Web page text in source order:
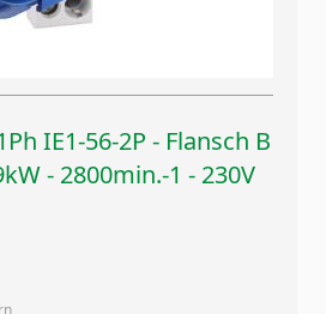
IE1-56-2P - Flansch B
- 2800min.-1 - 230V